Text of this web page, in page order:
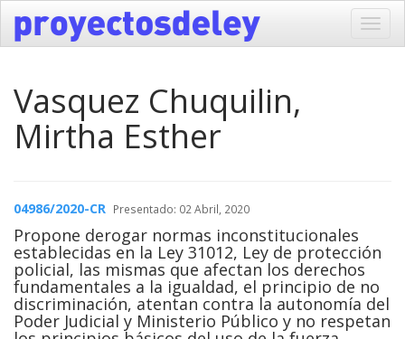
Vasquez Chuquilin,
Mirtha Esther
04986/2020-CR Presentado: 02 Abril, 2020
Propone derogar normas inconstitucionales
establecidas en la Ley 31012, Ley de protección
policial, las mismas que afectan los derechos
fundamentales a la igualdad, el principio de no
discriminación, atentan contra la autonomía del
Poder Judicial y Ministerio Público y no respetan